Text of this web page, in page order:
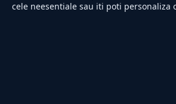
RUBRICI
cele neesentiale sau iti poti personaliza